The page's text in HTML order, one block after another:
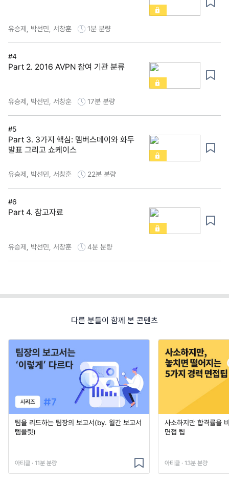
유승제, 박선민, 서창훈 1분 분량
#4
Part 2. 2016 AVPN 참여 기관 분류
유승제, 박선민, 서창훈 17분 분량
#5
Part 3. 3가지 핵심: 멤버스데이와 화두
발표 그리고 쇼케이스
유승제, 박선민, 서창훈 22분 분량
#6
Part 4. 참고자료
유승제, 박선민, 서창훈 4분 분량
다른 분들이 함께 본 콘텐츠
팀을 리드하는 팀장의 보고서(by. 월간 보고서
템플릿)
아티클 · 11분 분량
사소하지만 합격률을
면접 팁
아티클 · 13분 분량